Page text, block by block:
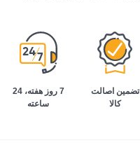
تضمین اصالت
کالا
7 روز هفته، 24
ساعته